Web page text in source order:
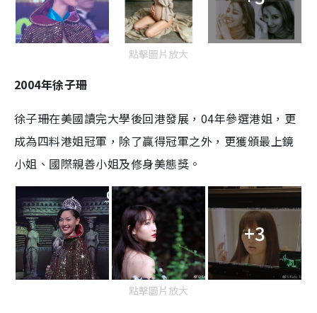
點擊圖片放大
2004年徐子珊
徐子珊在美國讀完大學後回港發展，04年參選港姐，更
成為四料港姐冠軍，除了贏得冠軍之外，更獲頒最上鏡
小姐、國際親善小姐及修身美態獎。
+3
點擊圖片放大